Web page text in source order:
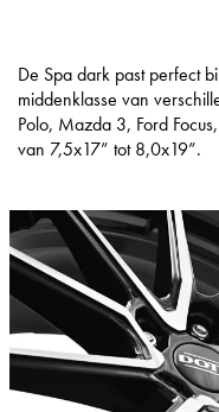
De Spa dark past perfect
middenklasse van
Polo, Mazda 3, Ford
van 7,5x17” tot 8,0x19”.